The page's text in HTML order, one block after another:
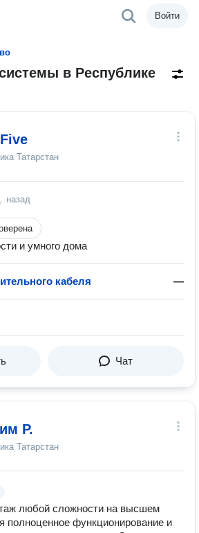
Войти
в Республике
Татарстан
назад
и умного дома
кабеля —
Чат
Р.
Татарстан
любой сложности на высшем
полноценное функционирование и